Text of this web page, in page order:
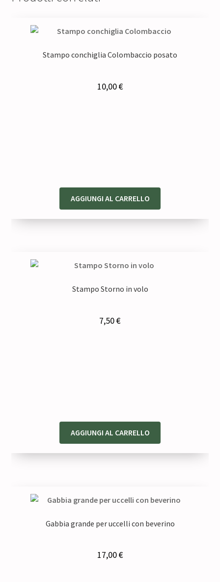
Stampo conchiglia Colombaccio posato
10,00€
AGGIUNGI AL CARRELLO
Stampo Storno in volo
7,50€
AGGIUNGI AL CARRELLO
Gabbia grande per uccelli con beverino
17,00€